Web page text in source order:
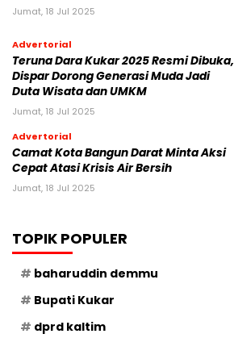
Jumat, 18 Jul 2025
Advertorial
Teruna Dara Kukar 2025 Resmi Dibuka,
Dispar Dorong Generasi Muda Jadi
Duta Wisata dan UMKM
Jumat, 18 Jul 2025
Advertorial
Camat Kota Bangun Darat Minta Aksi
Cepat Atasi Krisis Air Bersih
Jumat, 18 Jul 2025
TOPIK POPULER
baharuddin demmu
Bupati Kukar
dprd kaltim